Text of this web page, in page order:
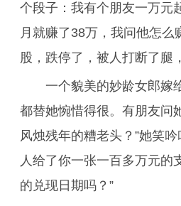
个段子：我有个朋友一万元
月就赚了38万，我问他怎么
股，跌停了，被人打断了腿
一个貌美的妙龄女郎嫁
都替她惋惜得很。有朋友问
风烛残年的糟老头？”她笑
人给了你一张一百多万元的
的兑现日期吗？”